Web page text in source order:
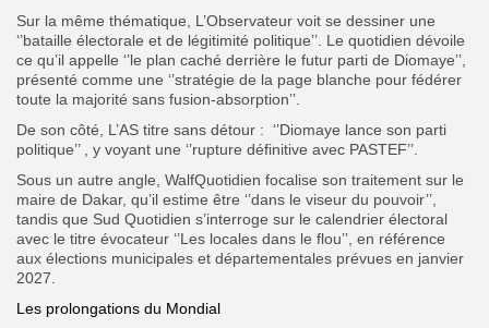
Sur la même thématique, L’Observateur voit se dessiner une
‘’bataille électorale et de légitimité politique’’. Le quotidien dévoile
ce qu’il appelle ‘’le plan caché derrière le futur parti de Diomaye’’,
présenté comme une ‘’stratégie de la page blanche pour fédérer
toute la majorité sans fusion-absorption’’.
De son côté, L’AS titre sans détour : ‘’Diomaye lance son parti
politique’’ , y voyant une ‘’rupture définitive avec PASTEF’’.
Sous un autre angle, WalfQuotidien focalise son traitement sur le
maire de Dakar, qu’il estime être ‘’dans le viseur du pouvoir’’,
tandis que Sud Quotidien s’interroge sur le calendrier électoral
avec le titre évocateur ‘’Les locales dans le flou’’, en référence
aux élections municipales et départementales prévues en janvier
2027.
Les prolongations du Mondial